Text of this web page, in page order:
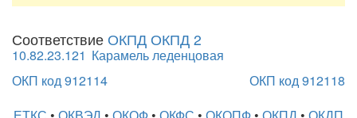
Соответствие ОКПД ОКПД 2
10.82.23.121 Карамель леденцовая
ОКП код 912114
ОКП код 912118